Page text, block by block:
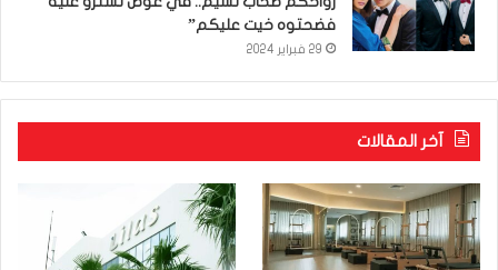
فضحتوه خيت عليكم”
29 فبراير 2024
آخر المقالات